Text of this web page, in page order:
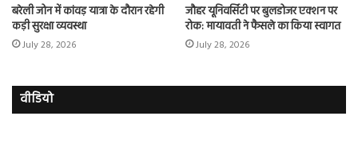
बरेली जोन में कांवड़ यात्रा के दौरान रहेगी
कड़ी सुरक्षा व्यवस्था
July 28, 2026
जौहर यूनिवर्सिटी पर बुलडोजर एक्शन पर
रोक: मायावती ने फैसले का किया स्वागत
July 28, 2026
वीडियो